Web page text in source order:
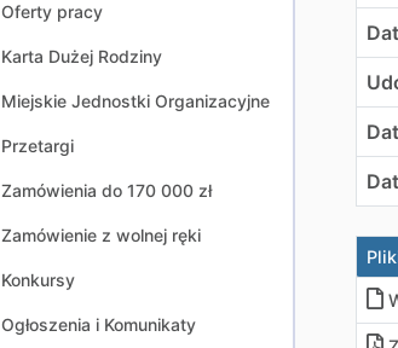
Oferty pracy
Karta Dużej Rodziny
Miejskie Jednostki Organizacyjne
Przetargi
Zamówienia do 170 000 zł
Zamówienie z wolnej ręki
Konkursy
Ogłoszenia i Komunikaty